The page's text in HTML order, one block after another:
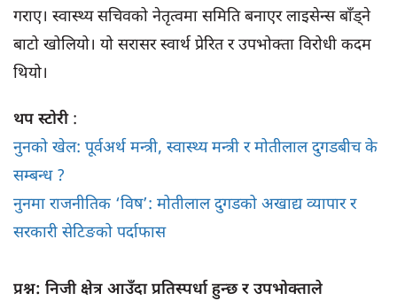
गराए। स्वास्थ्य सचिवको नेतृत्वमा समिति बनाएर लाइसेन्स बाँड्ने
बाटो खोलियो। यो सरासर स्वार्थ प्रेरित र उपभोक्ता विरोधी कदम
थियो।
थप स्टोरी:
नुनको खेल: पूर्वअर्थ मन्त्री, स्वास्थ्य मन्त्री र मोतीलाल दुगडबीच के
सम्बन्ध ?
नुनमा राजनीतिक ‘विष’: मोतीलाल दुगडको अखाद्य व्यापार र
सरकारी सेटिङको पर्दाफास
प्रश्न: निजी क्षेत्र आउँदा प्रतिस्पर्धा हुन्छ र उपभोक्ताले